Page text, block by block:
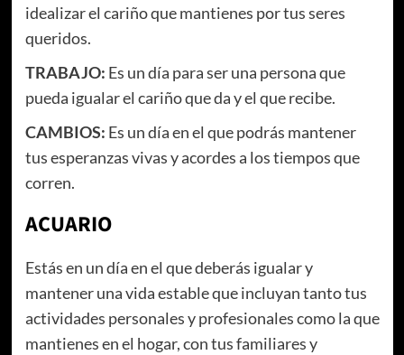
idealizar el cariño que mantienes por tus seres
queridos.
TRABAJO: Es un día para ser una persona que
pueda igualar el cariño que da y el que recibe.
CAMBIOS: Es un día en el que podrás mantener
tus esperanzas vivas y acordes a los tiempos que
corren.
ACUARIO
Estás en un día en el que deberás igualar y
mantener una vida estable que incluyan tanto tus
actividades personales y profesionales como la que
mantienes en el hogar, con tus familiares y